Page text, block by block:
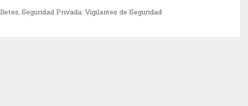
,Seguridad Privada, Vigilantes de Seguridad